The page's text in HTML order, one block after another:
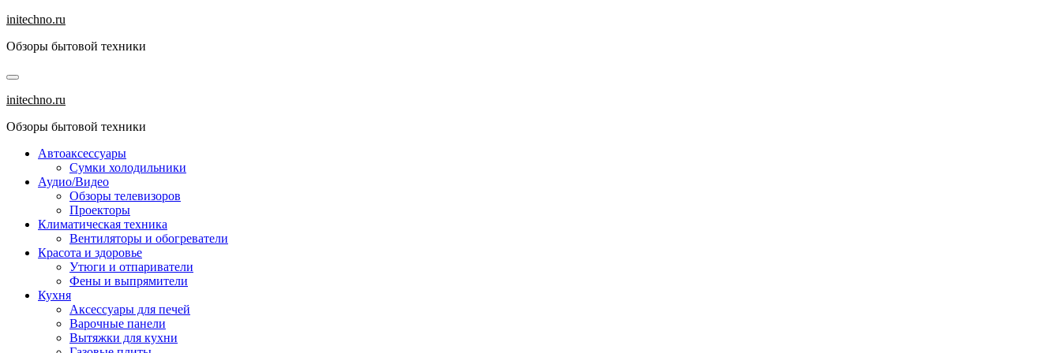
Перейти
содержанию
initechno.ru
Обзоры бытовой техники
initechno.ru
Обзоры бытовой техники
Автоаксессуары
Сумки холодильники
Аудио/Видео
Обзоры телевизоров
Проекторы
Климатическая техника
Вентиляторы и обогреватели
Красота и здоровье
Утюги и отпариватели
Фены и выпрямители
Кухня
Аксессуары для печей
Варочные панели
Вытяжки для кухни